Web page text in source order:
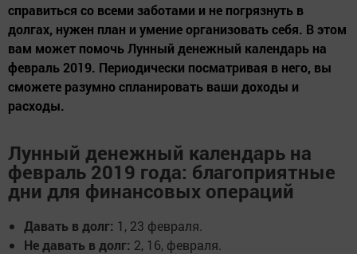
справиться со всеми заботами и не погрязнуть в
долгах, нужен план и умение организовать себя. В этом
вам может помочь Лунный денежный календарь на
февраль 2019. Периодически посматривая в него, вы
сможете разумно спланировать ваши доходы и
расходы.
Лунный денежный календарь на
февраль 2019 года: благоприятные
дни для финансовых операций
Давать в долг: 1, 23 февраля.
Не давать в долг: 2, 16, февраля.